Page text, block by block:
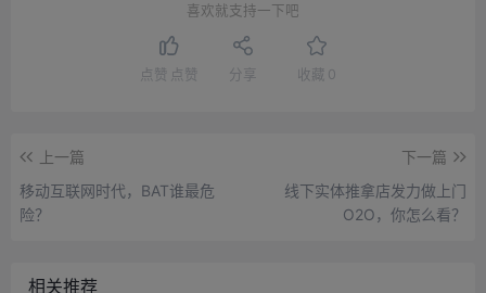
喜欢就支持一下吧
点赞 点赞 分享 收藏 0
上一篇
移动互联网时代，BAT谁最危
险？
下一篇
线下实体推拿店发力做上门
O2O，你怎么看？
相关推荐